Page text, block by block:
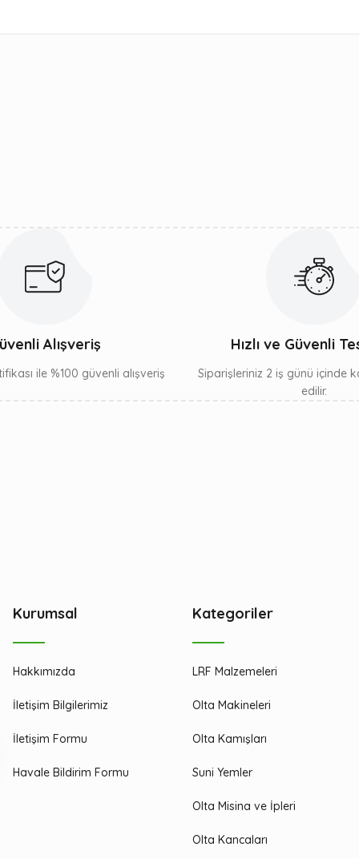
Alışveriş
ile %100 güvenli alışveriş
Hızlı ve Güvenli
Siparişleriniz 2 iş günü içinde
edilir.
Kurumsal
Hakkımızda
İletişim Bilgilerimiz
İletişim Formu
Havale Bildirim Formu
Kategoriler
LRF Malzemeleri
Olta Makineleri
Olta Kamışları
Suni Yemler
Olta Misina ve İpleri
Olta Kancaları